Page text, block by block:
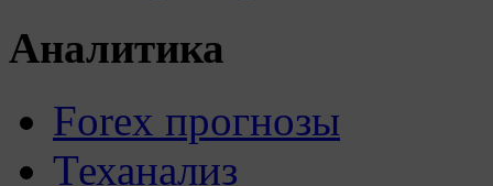
Аналитика
Forex прогнозы
Теханализ